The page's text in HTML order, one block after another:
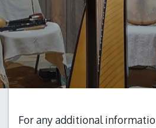
For any additional